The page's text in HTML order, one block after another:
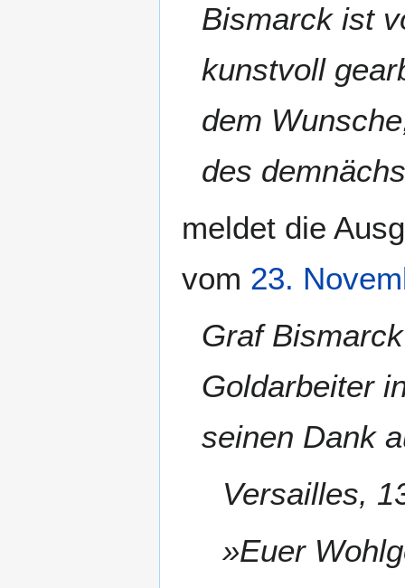
Bismarck ist
kunstvoll
dem
des
meldet die
vom 23.
Graf
Goldarbeiter
seinen Dank
Versailles,
»Euer